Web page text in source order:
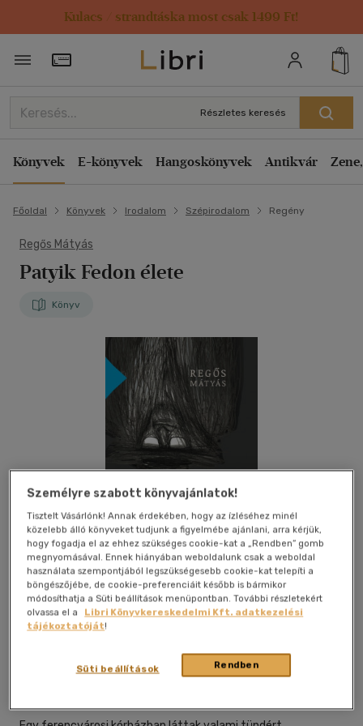
Kulacs / strandtáska most csak 1499 Ft!
Törzsvásárlói Kártya adatai
Részletes keresés
Könyvek E-könyvek Hangoskönyvek Antikvár
Főoldal Könyvek Irodalom Szépirodalom Regény
Regős Mátyás
Patyik Fedon élete
Könyv
Kívánságlistához adom Megosztom
Előretolt Helyőrség Íróakadémia|2019|magyar nyelvű
Személyre szabott könyvajánlatok!
Tisztelt Vásárlónk! Annak érdekében, hogy az ízléséhez minél
közelebb álló könyveket tudjunk a figyelmébe ajánlani, arra kérjük,
hogy fogadja el az ehhez szükséges cookie-kat a „Rendben” gomb
megnyomásával. Ennek hiányában weboldalunk csak a weboldal
használata szempontjából legszükségesebb cookie-kat telepíti a
böngészőjébe, de cookie-preferenciáit később is bármikor
módosíthatja a Süti beállítások menüpontban. További részletekért
olvassa el a
Libri Könyvkereskedelmi Kft. adatkezelési
tájékoztatóját!
Rendben
Süti beállítások